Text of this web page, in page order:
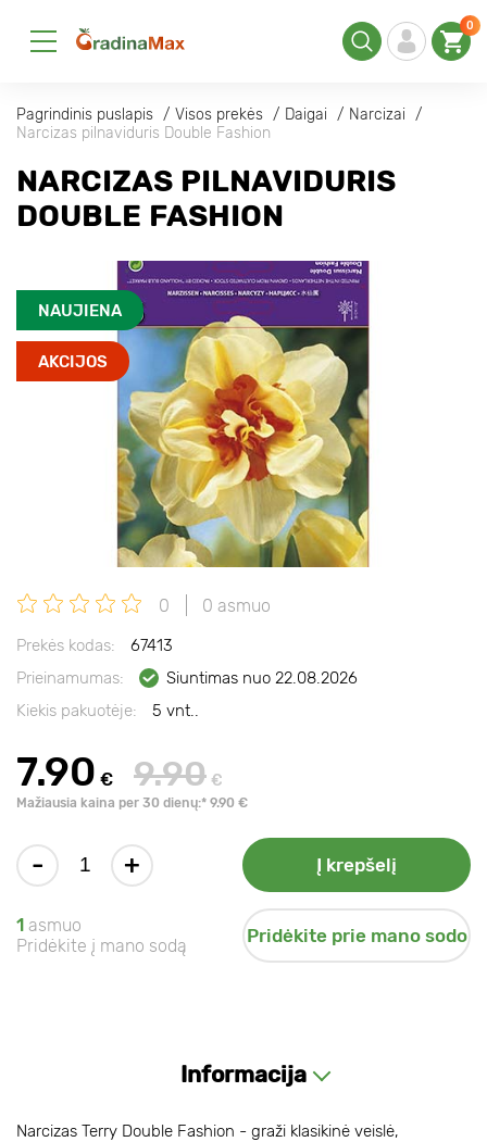
0
Pagrindinis puslapis Visos prekės Daigai
Narcizai
Narcizas pilnaviduris Double Fashion
NARCIZAS PILNAVIDURIS
DOUBLE FASHION
NAUJIENA
AKCIJOS
0 0 asmuo
Prekės kodas:
67413
Prieinamumas:
Siuntimas nuo 22.08.2026
Kiekis pakuotėje:
5 vnt..
7.90 € 9.90 €
Mažiausia kaina per 30 dienų:* 9.90 €
- + Į krepšelį
1 asmuo
Pridėkite į mano sodą
Pridėkite prie mano sodo
Informacija
Narcizas Terry Double Fashion - graži klasikinė veislė,